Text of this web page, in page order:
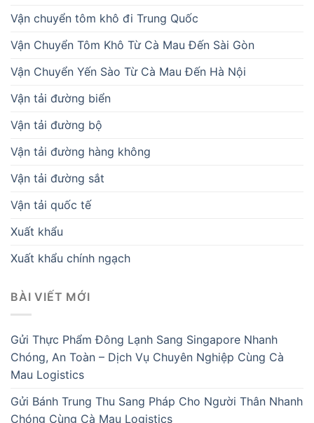
Vận chuyển tôm khô đi Trung Quốc
Vận Chuyển Tôm Khô Từ Cà Mau Đến Sài Gòn
Vận Chuyển Yến Sào Từ Cà Mau Đến Hà Nội
Vận tải đường biển
Vận tải đường bộ
Vận tải đường hàng không
Vận tải đường sắt
Vận tải quốc tế
Xuất khẩu
Xuất khẩu chính ngạch
BÀI VIẾT MỚI
Gửi Thực Phẩm Đông Lạnh Sang Singapore Nhanh
Chóng, An Toàn – Dịch Vụ Chuyên Nghiệp Cùng Cà
Mau Logistics
Gửi Bánh Trung Thu Sang Pháp Cho Người Thân Nhanh
Chóng Cùng Cà Mau Logistics